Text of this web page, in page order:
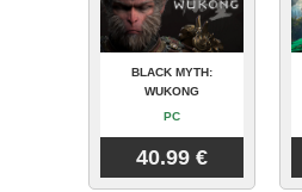
BLACK MYTH:
WUKONG
PC
40.99 €